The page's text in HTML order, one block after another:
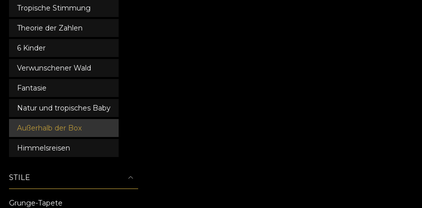
Tropische Stimmung
Theorie der Zahlen
6 Kinder
Verwunschener Wald
Fantasie
Natur und tropisches Baby
Außerhalb der Box
Himmelsreisen
STILE
Grunge-Tapete